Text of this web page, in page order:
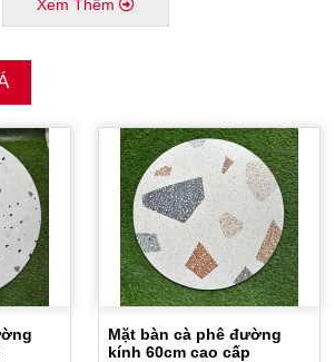
Xem Thêm
Mặt bàn cà phê đường
kính 60cm cao cấp